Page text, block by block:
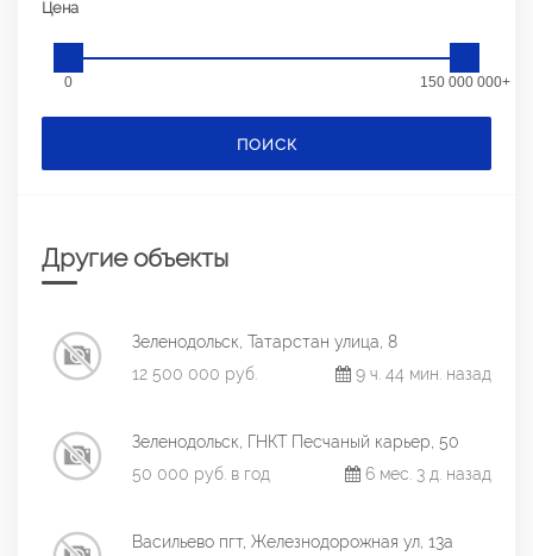
Цена
0 150 000 000+
ПОИСК
Другие объекты
Зеленодольск, Татарстан улица, 8
12 500 000 руб.
9 ч. 44 мин. назад
Зеленодольск, ГНКТ Песчаный карьер, 50
50 000 руб. в год
6 мес. 3 д. назад
Васильево пгт, Железнодорожная ул, 13а